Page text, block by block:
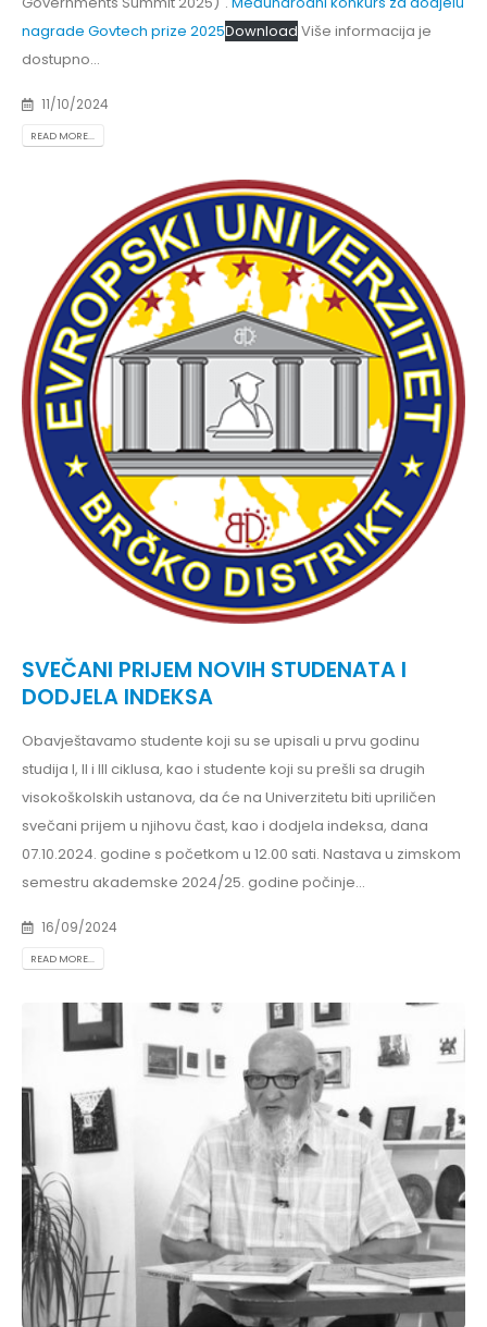
nagrade Govtech prize 2025Download Više informacija je
dostupno...
11/10/2024
READ MORE...
SVEČANI PRIJEM NOVIH STUDENATA I
DODJELA INDEKSA
Obavještavamo studente koji su se upisali u prvu godinu
studija I, II i III ciklusa, kao i studente koji su prešli sa drugih
visokoškolskih ustanova, da će na Univerzitetu biti upriličen
svečani prijem u njihovu čast, kao i dodjela indeksa, dana
07.10.2024. godine s početkom u 12.00 sati. Nastava u zimskom
semestru akademske 2024/25. godine počinje...
16/09/2024
READ MORE...